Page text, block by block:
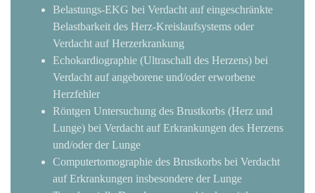
Belastungs-EKG bei Verdacht auf eingeschränkte
Belastbarkeit des Herz-Kreislaufsystems oder
Verdacht auf Herzerkrankung
Echokardiographie (Ultraschall des Herzens) bei
Verdacht auf angeborene und/oder erworbene
Herzfehler
Röntgen Untersuchung des Brustkorbs (Herz und
Lunge) bei Verdacht auf Erkrankungen des Herzens
und/oder der Lunge
Computertomographie des Brustkorbs bei Verdacht
auf Erkrankungen insbesondere der Lunge